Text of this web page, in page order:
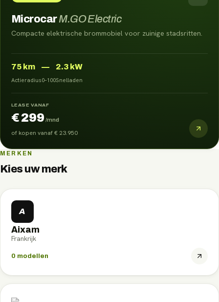
MicrocarM.GO Electric
Compacte elektrische brommobiel voor zuinige stadsritten.
75 km
Actieradius
—
0–100
2.3 kW
Snelladen
LEASE VANAF
€ 299 /mnd
of kopen vanaf€ 23.950
MERKEN
Kies uw merk
A
Aixam
Frankrijk
0 modellen